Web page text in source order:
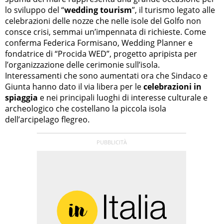
lo sviluppo del “wedding tourism”, il turismo legato alle
celebrazioni delle nozze che nelle isole del Golfo non
consce crisi, semmai un’impennata di richieste. Come
conferma Federica Formisano, Wedding Planner e
fondatrice di “Procida WED”, progetto apripista per
l’organizzazione delle cerimonie sull’isola.
Interessamenti che sono aumentati ora che Sindaco e
Giunta hanno dato il via libera per lecelebrazioni in
spiaggia e nei principali luoghi di interesse culturale e
archeologico che costellano la piccola isola
dell’arcipelago flegreo.